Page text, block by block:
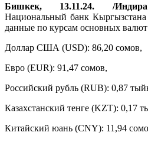
Бишкек, 13.11.24. /Индира
Национальный банк
данные по курсам основных валют
Доллар США (USD): 86,20 сомов,
Евро (EUR): 91,47 сомов,
Российский рубль (RUB): 0,87
Казахстанский тенге (KZT): 0,17
Китайский юань (CNY): 11,94